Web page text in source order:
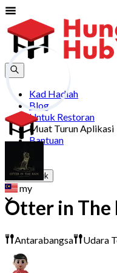
Kad Hadiah
Blog
Untuk Restoran
Muat Turun Aplikasi
Bantuan
Sertai
Log Masuk
my
Otter in The
Antarabangsa Udara